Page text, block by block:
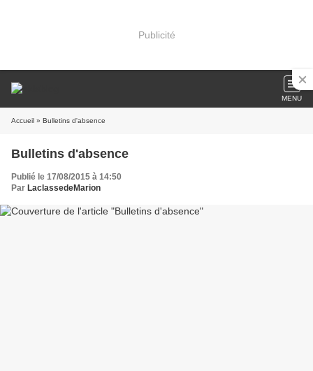
Publicité
MENU
Accueil » Bulletins d'absence
Bulletins d'absence
Publié le 17/08/2015 à 14:50
Par LaclassedeMarion